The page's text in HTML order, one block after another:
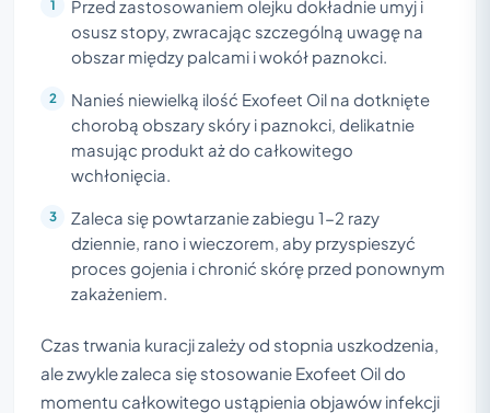
Przed zastosowaniem olejku dokładnie umyj i
osusz stopy, zwracając szczególną uwagę na
obszar między palcami i wokół paznokci.
Nanieś niewielką ilość Exofeet Oil na dotknięte
chorobą obszary skóry i paznokci, delikatnie
masując produkt aż do całkowitego
wchłonięcia.
Zaleca się powtarzanie zabiegu 1-2 razy
dziennie, rano i wieczorem, aby przyspieszyć
proces gojenia i chronić skórę przed ponownym
zakażeniem.
Czas trwania kuracji zależy od stopnia uszkodzenia,
ale zwykle zaleca się stosowanie Exofeet Oil do
momentu całkowitego ustąpienia objawów infekcji